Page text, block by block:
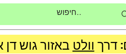
דרך וולט